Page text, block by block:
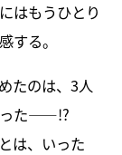
はもうひとり
する。
たのは、3人
った――!?
は、いった